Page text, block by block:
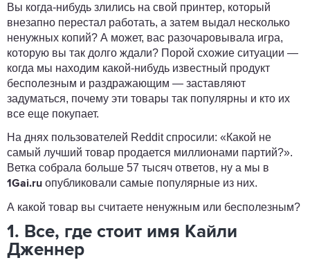
Вы когда-нибудь злились на свой принтер, который
внезапно перестал работать, а затем выдал несколько
ненужных копий? А может, вас разочаровывала игра,
которую вы так долго ждали? Порой схожие ситуации —
когда мы находим какой-нибудь известный продукт
бесполезным и раздражающим — заставляют
задуматься, почему эти товары так популярны и кто их
все еще покупает.
На днях пользователей Reddit спросили: «Какой не
самый лучший товар продается миллионами партий?».
Ветка собрала больше 57 тысяч ответов, ну а мы в
1Gai.ru опубликовали самые популярные из них.
А какой товар вы считаете ненужным или бесполезным?
1. Все, где стоит имя Кайли
Дженнер